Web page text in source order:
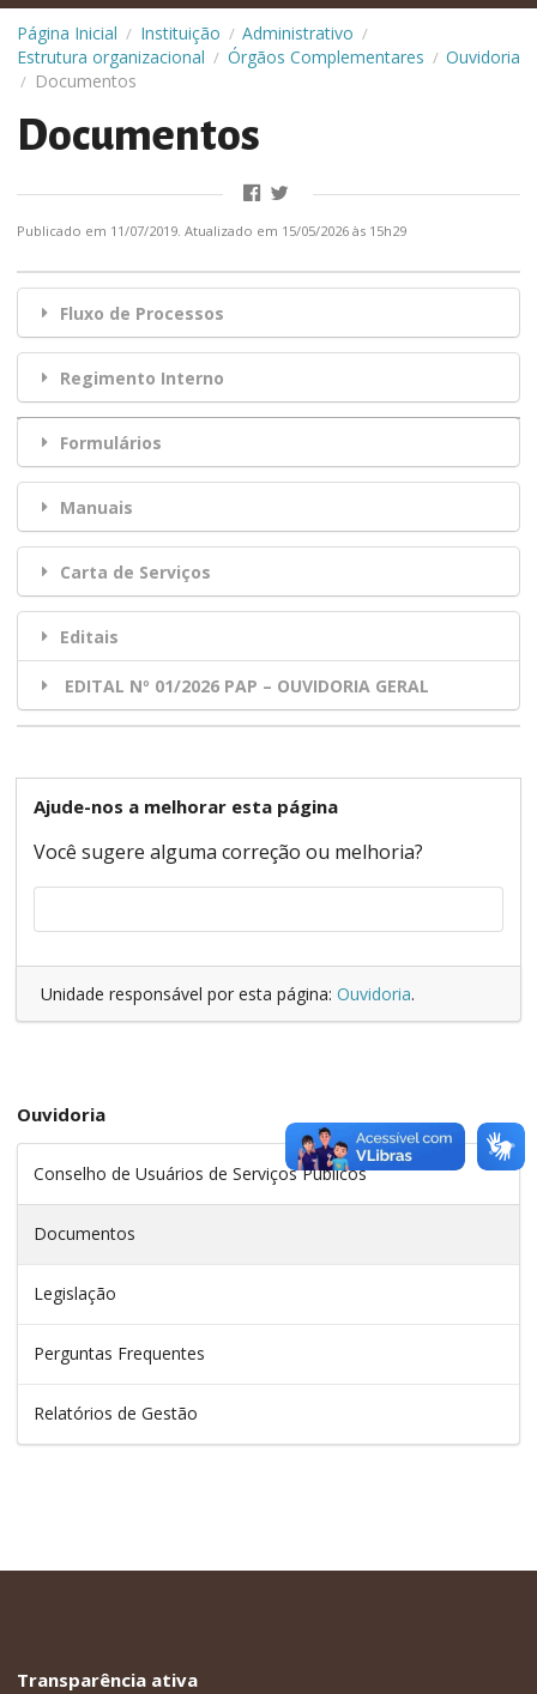
Página Inicial / Instituição / Administrativo /
Estrutura organizacional / Órgãos Complementares / Ouvidoria
/ Documentos
Documentos
Publicado em 11/07/2019. Atualizado em 15/05/2026 às 15h29
Fluxo de Processos
Regimento Interno
Formulários
Manuais
Carta de Serviços
Editais
EDITAL Nº 01/2026 PAP – OUVIDORIA GERAL
Ajude-nos a melhorar esta página
Você sugere alguma correção ou melhoria?
Unidade responsável por esta página: Ouvidoria.
Ouvidoria
Conselho de Usuários de Serviços Públicos
Documentos
Legislação
Perguntas Frequentes
Relatórios de Gestão
Transparência ativa